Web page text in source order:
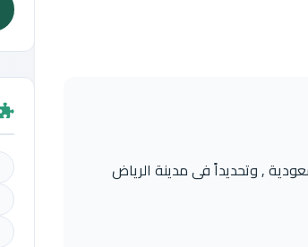
, وتحديداً فى مدينة الرياض